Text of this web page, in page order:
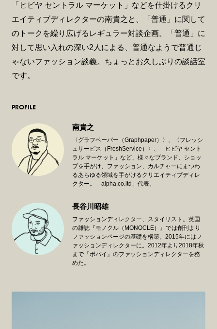
「ヒビヤ セントラル マーケット」などを仕掛けるクリ
エイティブディレクターの南貴之と、「普通」に関して
のトークを繰り広げるレギュラー対談企画。「普通」に
対して思い入れの深い2人による、普通なようで普通じ
ゃないファッション談義。ちょっとお久しぶりの談話室
です。
PROFILE
南貴之
〈グラフペーパー（Graphpaper）〉、〈フレッシ
ュサービス（FreshService）〉、「ヒビヤ セント
ラル マーケット」など、様々なブランド、ショッ
プを手がけ、ファッション、カルチャーにまつわ
るあらゆる領域を手がけるクリエイティブディレ
クター。「alpha.co.ltd」代表。
長谷川昭雄
ファッションディレクター、スタイリスト。英国
の雑誌『モノクル（MONOCLE）』では創刊より
ファッションページの基礎を構築。2015年にはフ
ァッションディレクターに。2012年より2018年秋
まで『ポパイ』のファッションディレクターを務
めた。